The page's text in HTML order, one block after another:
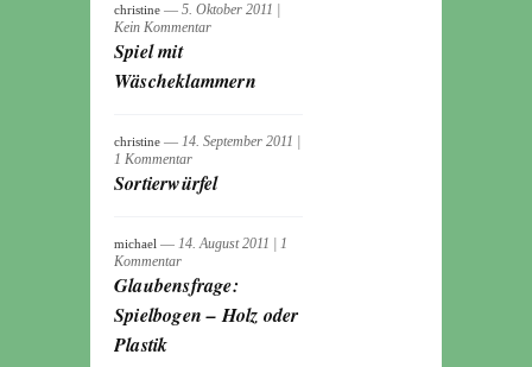
christine ― 5. Oktober 2011
Kein Kommentar
Spiel mit
Wäscheklammern
christine ― 14. September 2011
1 Kommentar
Sortierwürfel
michael ― 14. August 2011
1
Kommentar
Glaubensfrage:
Spielbogen – Holz oder
Plastik